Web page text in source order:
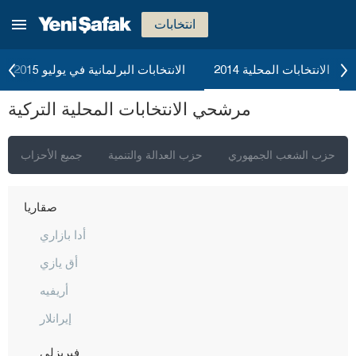
انتخابات
الانتخابات البرلمانية في يوليو 2015 الانتخابات المحلية 2014
مرشحي الانتخابات المحلية التركية
جميع الأحزاب حزب العدالة والتنمية حزب الشعب الجمهوري
موش
نيفشهير
نيغدا
أوردو
ريزا
صقاريا
أدا بازاري
أق يازي
أريفيه
إيرانلار
فيريزلي